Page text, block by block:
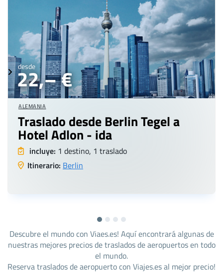
desde
22,– €
ALEMANIA
Traslado desde Berlin Tegel a
Hotel Adlon - ida
incluye: 1 destino, 1 traslado
Itinerario: Berlin
Descubre el mundo con Viaes.es! Aquí encontrará algunas de
nuestras mejores precios de traslados de aeropuertos en todo
el mundo.
Reserva traslados de aeropuerto con Viajes.es al mejor precio!